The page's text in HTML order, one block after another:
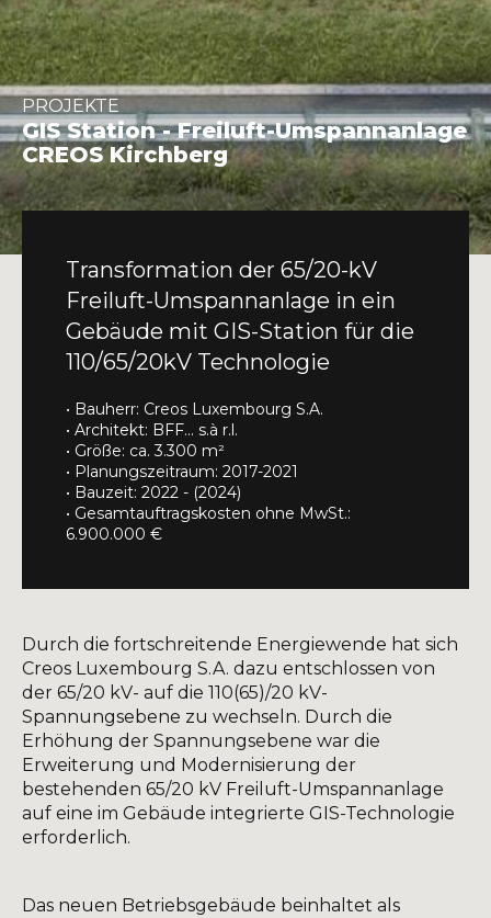
INFO@DAEDALUS.LU +352 26 87 03 55
PROJEKTE
GIS Station - Freiluft-Umspannanlage
CREOS Kirchberg
Transformation der 65/20-kV
Freiluft-Umspannanlage in ein
Gebäude mit GIS-Station für die
110/65/20kV Technologie
• Bauherr: Creos Luxembourg S.A.
• Architekt: BFF... s.à r.l.
• Größe: ca. 3.300 m²
• Planungszeitraum: 2017-2021
• Bauzeit: 2022 - (2024)
• Gesamtauftragskosten ohne MwSt.:
6.900.000 €
Durch die fortschreitende Energiewende hat sich
Creos Luxembourg S.A. dazu entschlossen von
der 65/20 kV- auf die 110(65)/20 kV-
Spannungsebene zu wechseln. Durch die
Erhöhung der Spannungsebene war die
Erweiterung und Modernisierung der
bestehenden 65/20 kV Freiluft-Umspannanlage
auf eine im Gebäude integrierte GIS-Technologie
erforderlich.
Das neuen Betriebsgebäude beinhaltet als